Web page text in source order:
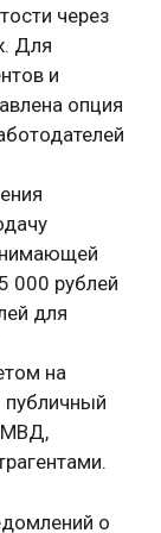
через
Для
и
опция
000 рублей
для
на
МВД,
о